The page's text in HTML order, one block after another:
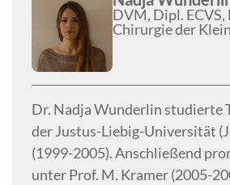
DVM, Dipl. ECVS,
Chirurgie der
Dr. Nadja Wunderlin studierte
der Justus-Liebig-Universität
(1999-2005). Anschließend
unter Prof. M. Kramer (2005-